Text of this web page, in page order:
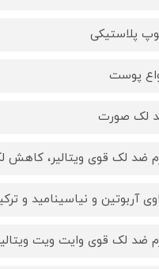
پلاستیکی
پوست
لک صورت
ضد لک قوی ویتالیر،
آربوتین و نیاسینامید و
ضد لک قوی وایت ویت